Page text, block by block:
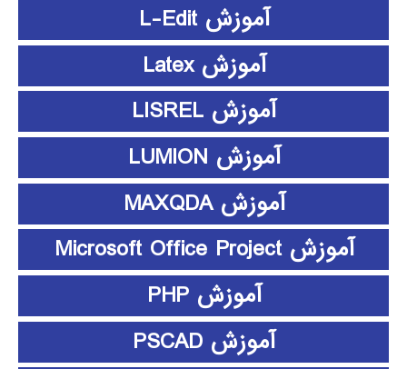
آموزش L-Edit
آموزش Latex
آموزش LISREL
آموزش LUMION
آموزش MAXQDA
آموزش Microsoft Office Project
آموزش PHP
آموزش PSCAD